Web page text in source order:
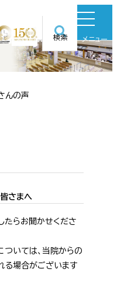
検索 メニュー
んの声
さまへ
たらお聞かせくださ
ついては、当院からの
る場合がございます